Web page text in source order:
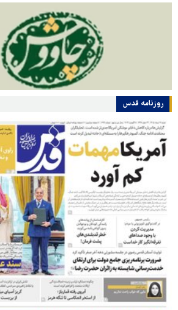
روزنامه قدس